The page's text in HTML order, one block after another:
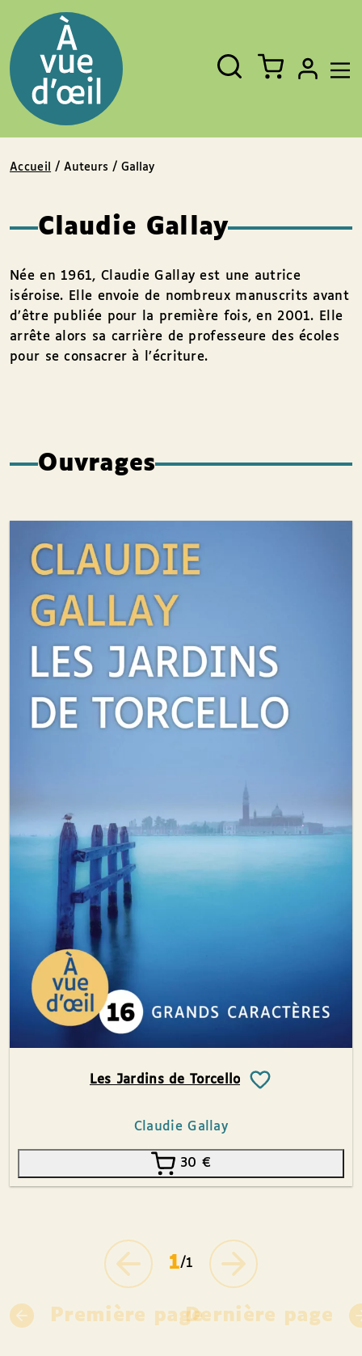
Fermer
Rechercher
un
livre,
un
auteur,
un
EAN
Accueil / Auteurs / Gallay
Claudie Gallay
Née en 1961, Claudie Gallay est une autrice
iséroise. Elle envoie de nombreux manuscrits avant
d’être publiée pour la première fois, en 2001. Elle
arrête alors sa carrière de professeure des écoles
pour se consacrer à l’écriture.
Ouvrages
Les Jardins de Torcello
Claudie Gallay
30 €
Première page
1/1
Dernière page